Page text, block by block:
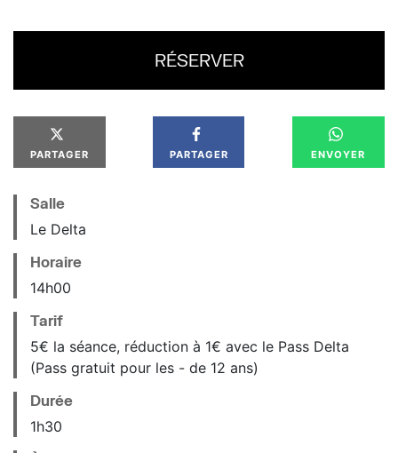
RÉSERVER
PARTAGER PARTAGER ENVOYER
Salle
Le Delta
Horaire
14h00
Tarif
5€ la séance, réduction à 1€ avec le Pass Delta
(Pass gratuit pour les - de 12 ans)
Durée
1h30